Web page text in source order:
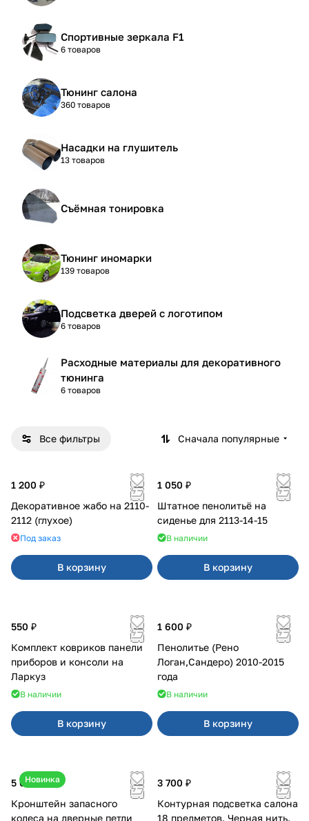
Спортивные зеркала F1
6 товаров
Тюнинг салона
360 товаров
Насадки на глушитель
13 товаров
Съёмная тонировка
Тюнинг иномарки
139 товаров
Подсветка дверей с логотипом
6 товаров
Расходные материалы для декоративного
тюнинга
6 товаров
Все фильтры Сначала популярные
1 200 ₽
Декоративное жабо на 2110-
2112 (глухое)
Под заказ
В корзину
1 050 ₽
Штатное пенолитьё на
сиденье для 2113-14-15
В наличии
В корзину
550 ₽
Комплект ковриков панели
приборов и консоли на
Ларкуз
В наличии
В корзину
1 600 ₽
Пенолитье (Рено
Логан,Сандеро) 2010-2015
года
В наличии
В корзину
Новинка
5 050 ₽
Кронштейн запасного
колеса на дверные петли
3 700 ₽
Контурная подсветка салона
18 предметов. Черная нить.